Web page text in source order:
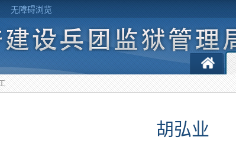
无障碍浏览
胡弘业